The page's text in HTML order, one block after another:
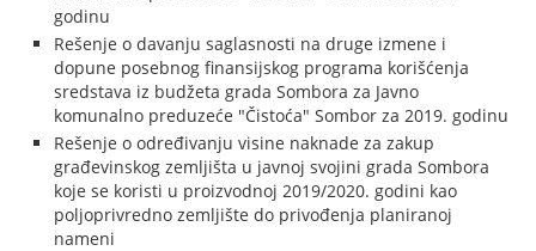
godinu
Rešenje o davanju saglasnosti na druge izmene i
dopune posebnog finansijskog programa korišćenja
sredstava iz budžeta grada Sombora za Javno
komunalno preduzeće "Čistoća" Sombor za 2019. godinu
Rešenje o određivanju visine naknade za zakup
građevinskog zemljišta u javnoj svojini grada Sombora
koje se koristi u proizvodnoj 2019/2020. godini kao
poljoprivredno zemljište do privođenja planiranoj
nameni